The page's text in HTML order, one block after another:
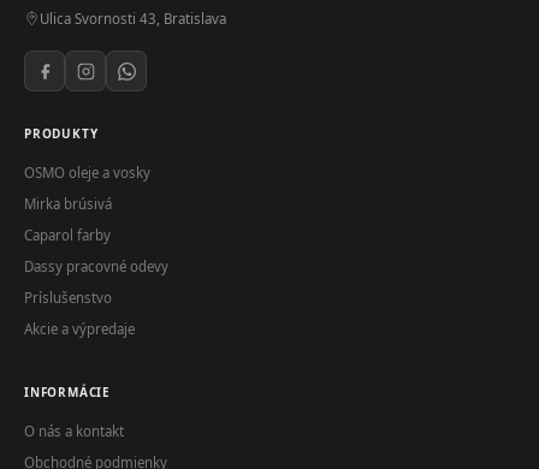
Ulica Svornosti 43, Bratislava
PRODUKTY
OSMO oleje a vosky
Mirka brúsivá
Caparol farby
Dassy pracovné odevy
Príslušenstvo
Akcie a výpredaje
INFORMÁCIE
O nás a kontakt
Obchodné podmienky